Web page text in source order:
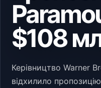
$108
Керівництво Warner
відхилило